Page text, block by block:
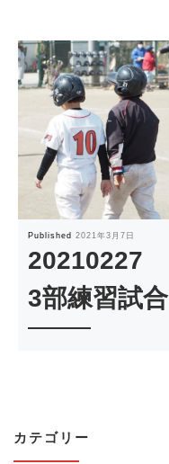
Published 2021年3月7日
20210227
3部練習試合
カテゴリー